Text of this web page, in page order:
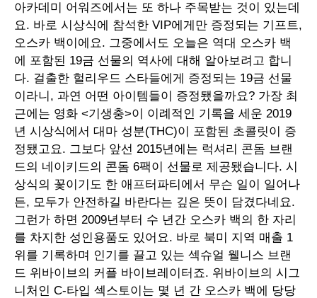
아카데미 어워즈에서는 또 하나 주목받는 것이 있는데
요. 바로 시상식에 참석한 VIP에게만 증정되는 기프트,
오스카 백이에요. 그중에서도 오늘은 역대 오스카 백
에 포함된 19금 선물의 역사에 대해 알아보려고 합니
다. 걸출한 헐리우드 스타들에게 증정되는 19금 선물
이라니, 과연 어떤 아이템들이 증정됐을까요? 가장 최
근에는 영화 <기생충>이 이례적인 기록을 세운 2019
년 시상식에서 대마 성분(THC)이 포함된 초콜릿이 증
정됐고요. 그보다 앞선 2015년에는 럭셔리 콘돔 브랜
드의 네이키드의 콘돔 6팩이 선물로 제공됐습니다. 시
상식의 꽃이기도 한 애프터파티에서 무슨 일이 일어나
든, 모두가 안전하길 바란다는 깊은 뜻이 담겼다네요.
그런가 하면 2009년부터 수 년간 오스카 백의 한 자리
를 차지한 성인용품도 있어요. 바로 북미 지역 매출 1
위를 기록하며 인기를 끌고 있는 섹슈얼 웰니스 브랜
드 위바이브의 커플 바이브레이터죠. 위바이브의 시그
니처인 C-타입 섹스토이는 몇 년 간 오스카 백에 당당